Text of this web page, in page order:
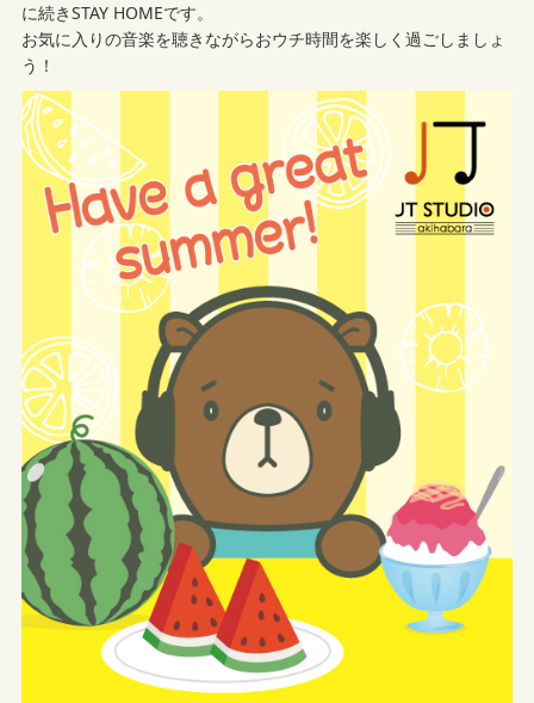
に続きSTAY HOMEです。
お気に入りの音楽を聴きながらおウチ時間を楽しく過ごしましょ
う！